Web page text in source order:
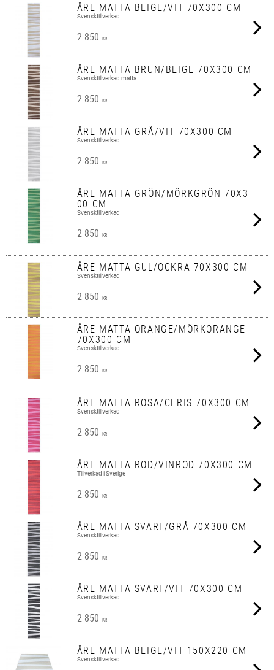
ÅRE MATTA BEIGE/VIT 70X300 CM
Svensktillverkad
2 850 KR
ÅRE MATTA BRUN/BEIGE 70X300 CM
Svensktillverkad matta
2 850 KR
ÅRE MATTA GRÅ/VIT 70X300 CM
Svensktillverkad
2 850 KR
ÅRE MATTA GRÖN/MÖRKGRÖN 70X3
00 CM
Svensktillverkad
2 850 KR
ÅRE MATTA GUL/OCKRA 70X300 CM
Svensktillverkad
2 850 KR
ÅRE MATTA ORANGE/MÖRKORANGE
70X300 CM
Svensktillverkad
2 850 KR
ÅRE MATTA ROSA/CERIS 70X300 CM
Svensktillverkad
2 850 KR
ÅRE MATTA RÖD/VINRÖD 70X300 CM
Tillverkad i Sverige
2 850 KR
ÅRE MATTA SVART/GRÅ 70X300 CM
Svensktillverkad
2 850 KR
ÅRE MATTA SVART/VIT 70X300 CM
Svensktillverkad
2 850 KR
ÅRE MATTA BEIGE/VIT 150X220 CM
Svensktillverkad